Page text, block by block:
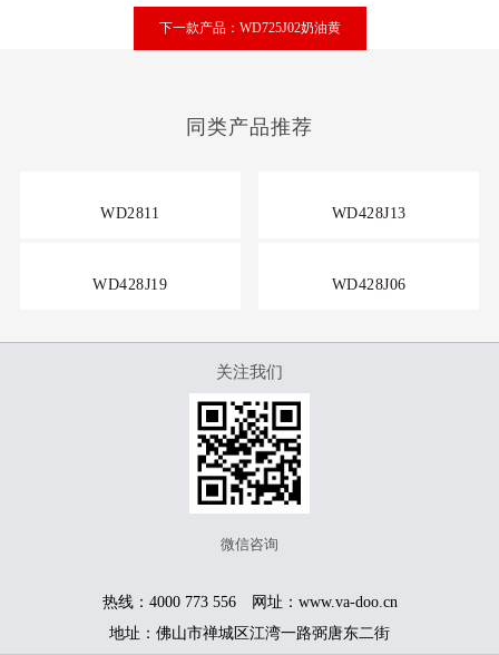
下一款产品：WD725J02奶油黄
同类产品推荐
WD2811 WD428J13
WD428J19 WD428J06
关注我们
微信咨询
热线：4000 773 556 网址：www.va-doo.cn
地址：佛山市禅城区江湾一路弼唐东二街